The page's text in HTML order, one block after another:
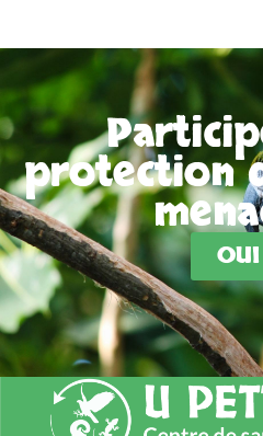
protection